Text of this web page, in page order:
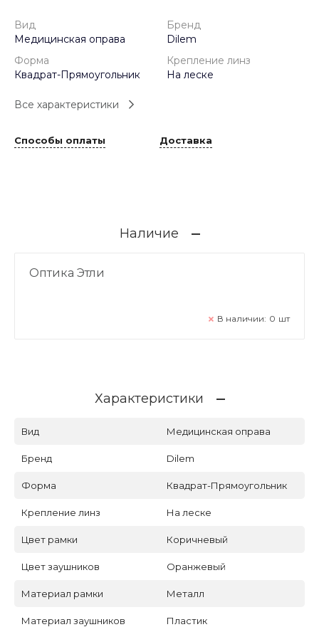
Вид
Медицинская оправа
Бренд
Dilem
Форма
Квадрат-Прямоугольник
Крепление линз
На леске
Все характеристики
Способы оплаты Доставка
Наличие
Оптика Этли
В наличии: 0 шт
Характеристики
Вид Медицинская оправа
Бренд Dilem
Форма Квадрат-Прямоугольник
Крепление линз На леске
Цвет рамки Коричневый
Цвет заушников Оранжевый
Материал рамки Металл
Материал заушников Пластик